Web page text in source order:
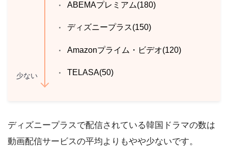
ABEMAプレミアム(180)
ディズニープラス(150)
Amazonプライム・ビデオ(120)
TELASA(50)
少ない
ディズニープラスで配信されている韓国ドラマの数は
動画配信サービスの平均よりもやや少ないです。